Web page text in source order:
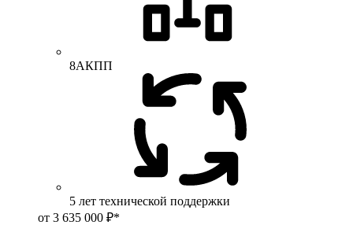
8АКПП
5 лет технической поддержки
от 3 635 000 ₽*